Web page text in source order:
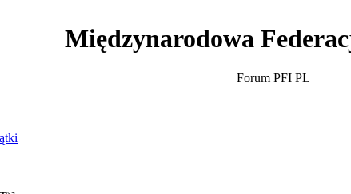
Międzynarodowa
Forum PFI PL